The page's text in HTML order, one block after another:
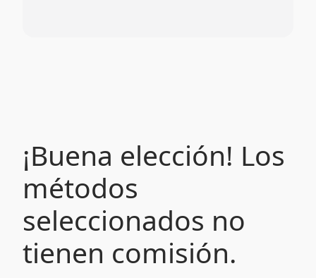
¡Buena elección! Los
métodos
seleccionados no
tienen comisión.